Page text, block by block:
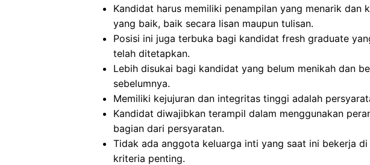
Kandidat harus memiliki penampilan yang menarik dan
yang baik, baik secara lisan maupun tulisan.
Posisi ini juga terbuka bagi kandidat fresh graduate
telah ditetapkan.
Lebih disukai bagi kandidat yang belum menikah dan
sebelumnya.
Memiliki kejujuran dan integritas tinggi adalah
Kandidat diwajibkan terampil dalam menggunakan
bagian dari persyaratan.
Tidak ada anggota keluarga inti yang saat ini bekerja
kriteria penting.